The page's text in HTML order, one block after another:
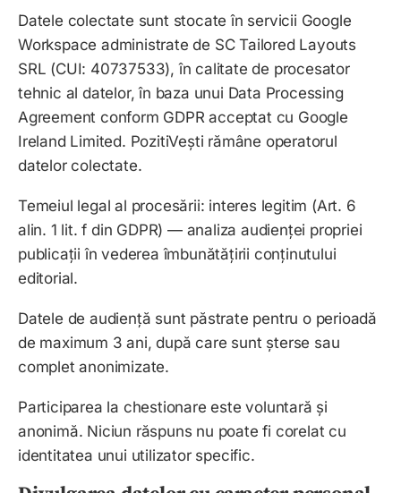
Datele colectate sunt stocate în servicii Google
Workspace administrate de SC Tailored Layouts
SRL (CUI: 40737533), în calitate de procesator
tehnic al datelor, în baza unui Data Processing
Agreement conform GDPR acceptat cu Google
Ireland Limited. PozitiVești rămâne operatorul
datelor colectate.
Temeiul legal al procesării: interes legitim (Art. 6
alin. 1 lit. f din GDPR) — analiza audienței propriei
publicații în vederea îmbunătățirii conținutului
editorial.
Datele de audiență sunt păstrate pentru o perioadă
de maximum 3 ani, după care sunt șterse sau
complet anonimizate.
Participarea la chestionare este voluntară și
anonimă. Niciun răspuns nu poate fi corelat cu
identitatea unui utilizator specific.